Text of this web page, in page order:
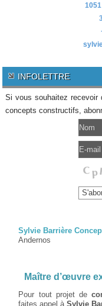
INFOLETTRE
Si vous souhaitez recevoir
concepts constructifs,
Sylvie Barrière
Andernos
Maître d’œuvre
Pour tout projet de
faites appel àSylvie